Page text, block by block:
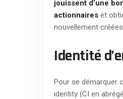
jouissent d’une
actionnaires et
nouvellement
Identité
Pour se démarquer
identity (CI en